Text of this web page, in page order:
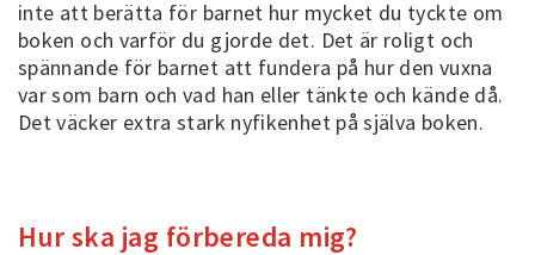
inte att berätta för barnet hur mycket du tyckte om
boken och varför du gjorde det. Det är roligt och
spännande för barnet att fundera på hur den vuxna
var som barn och vad han eller tänkte och kände då.
Det väcker extra stark nyfikenhet på själva boken.
Hur ska jag förbereda mig?